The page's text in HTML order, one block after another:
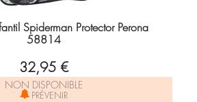
Spiderman Protector Perona
58814
32,95 €
NON DISPONIBLE
PRÉVENIR